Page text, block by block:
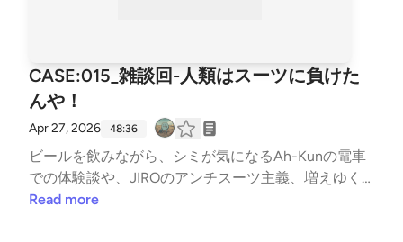
CASE:015_雑談回-人類はスーツに負けた
んや！
Apr 27, 2026 48:36
ビールを飲みながら、シミが気になるAh-Kunの電車
での体験談や、JIROのアンチスーツ主義、増えゆく
外国人と最新テクノロジーについて楽しく語り合いま
Read more